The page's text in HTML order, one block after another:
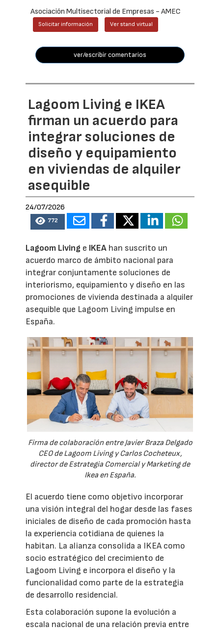
Asociación Multisectorial de Empresas - AMEC
Solicitar información Ver stand virtual
ver/escribir comentarios
Lagoom Living e IKEA
firman un acuerdo para
integrar soluciones de
diseño y equipamiento
en viviendas de alquiler
asequible
24/07/2026
772
Lagoom Living e IKEA han suscrito un
acuerdo marco de ámbito nacional para
integrar conjuntamente soluciones de
interiorismo, equipamiento y diseño en las
promociones de vivienda destinada a alquiler
asequible que Lagoom Living impulse en
España.
Firma de colaboración entre Javier Braza Delgado
CEO de Lagoom Living y Carlos Cocheteux,
director de Estrategia Comercial y Marketing de
Ikea en España.
El acuerdo tiene como objetivo incorporar
una visión integral del hogar desde las fases
iniciales de diseño de cada promoción hasta
la experiencia cotidiana de quienes la
habitan. La alianza consolida a IKEA como
socio estratégico del crecimiento de
Lagoom Living e incorpora el diseño y la
funcionalidad como parte de la estrategia
de desarrollo residencial.
Esta colaboración supone la evolución a
escala nacional de una relación previa entre